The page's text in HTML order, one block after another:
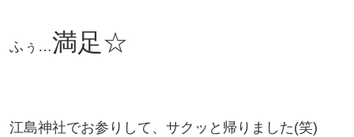
ふぅ…満足☆
江島神社でお参りして、 サクッと帰りました(笑)